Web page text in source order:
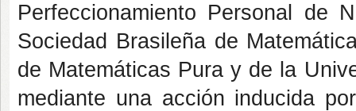
Perfeccionamiento Personal de
Sociedad Brasileña de
de Matemáticas Pura y de la
mediante una acción inducida